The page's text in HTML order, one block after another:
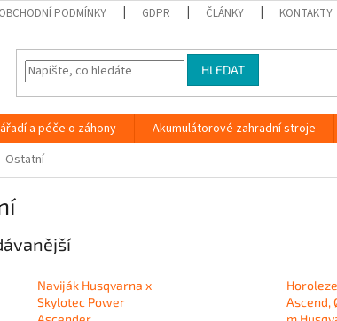
OBCHODNÍ PODMÍNKY GDPR ČLÁNKY KONTAKTY
HLEDAT
a péče o záhony Akumulátorové zahradní stroje
Ostatní
Naviják Husqvarna x
Skylotec Power
Ascend,